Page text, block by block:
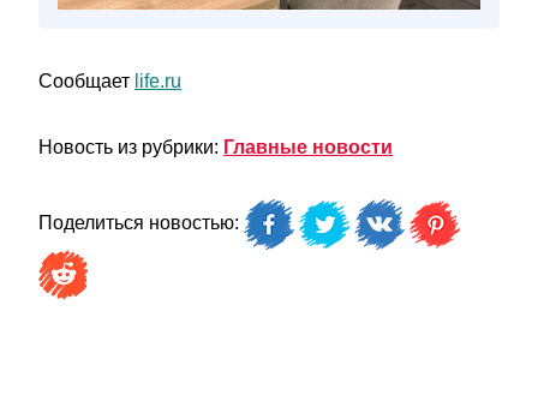
Сообщает life.ru
Новость из рубрики: Главные новости
Поделиться новостью: